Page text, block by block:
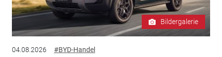
Bildergalerie
04.08.2026 #BYD-Handel